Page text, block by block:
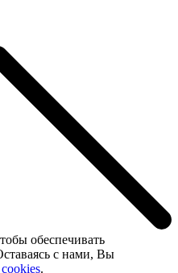
обеспечивать
с нами, Вы
.